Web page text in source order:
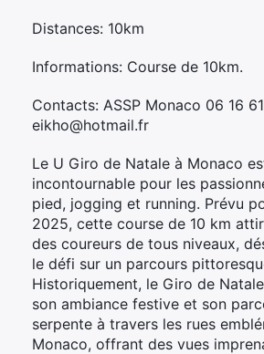
Distances: 10km
Informations: Course de 10km.
Contacts: ASSP Monaco 06 16
eikho@hotmail.fr
Le U Giro de Natale à Monaco
incontournable pour les
pied, jogging et running. Prévu
2025, cette course de 10 km
des coureurs de tous niveaux,
le défi sur un parcours
Historiquement, le Giro de
son ambiance festive et son
serpente à travers les rues
Monaco, offrant des vues